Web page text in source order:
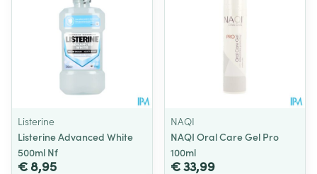
Listerine
Listerine Advanced White
500ml Nf
€ 8,95
NAQI
NAQI Oral Care Gel Pro
100ml
€ 33,99